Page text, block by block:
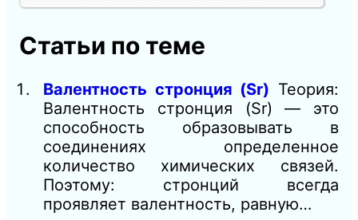
Статьи по теме
Валентность стронция (Sr) Теория:
Валентность стронция (Sr) — это
способность образовывать в
соединениях определенное
количество химических связей.
Поэтому: стронций всегда
проявляет валентность, равную…